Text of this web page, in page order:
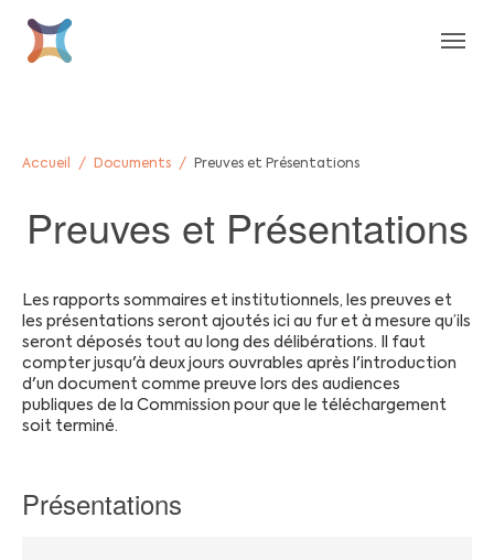
Vous êtes ici:
Accueil Documents Preuves et Présentations
Preuves et Présentations
Les rapports sommaires et institutionnels, les preuves et
les présentations seront ajoutés ici au fur et à mesure qu’ils
seront déposés tout au long des délibérations. Il faut
compter jusqu'à deux jours ouvrables après l'introduction
d'un document comme preuve lors des audiences
publiques de la Commission pour que le téléchargement
soit terminé.
Présentations